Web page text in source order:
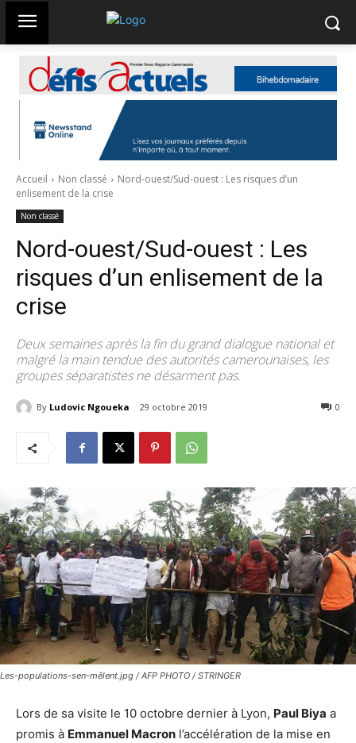
Accueil Non classé
Nord-ouest/Sud-ouest : Les risques d’un
enlisement de la crise
Non classé
Nord-ouest/Sud-ouest : Les
risques d’un enlisement de la
crise
Deux semaines après la fin du grand dialogue national et
malgré la main tendue des autorités camerounaises, les
groupes séparatistes ne désarment pas.
By Ludovic Ngoueka 29 octobre 2019 0
Les-populations-sen-mêlent.jpg / AFP PHOTO / STRINGER
Lors de sa visite le 10 octobre dernier à Lyon, Paul Biya a
promis à Emmanuel Macron l’accélération de la mise en